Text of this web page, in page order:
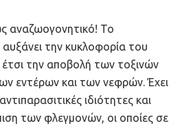
αναζωογονητικό! Το
την κυκλοφορία του
την αποβολή των τοξινών
εντέρων και των νεφρών. Έχει
ιδιότητες και
των φλεγμονών, οι οποίες σε